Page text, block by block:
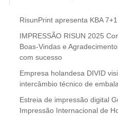
RisunPrint apresenta KBA
IMPRESSÃO RISUN 2025
Boas-Vindas e
com sucesso
Empresa holandesa DIVID
intercâmbio técnico de
Estreia de impressão digital
Impressão Internacional de